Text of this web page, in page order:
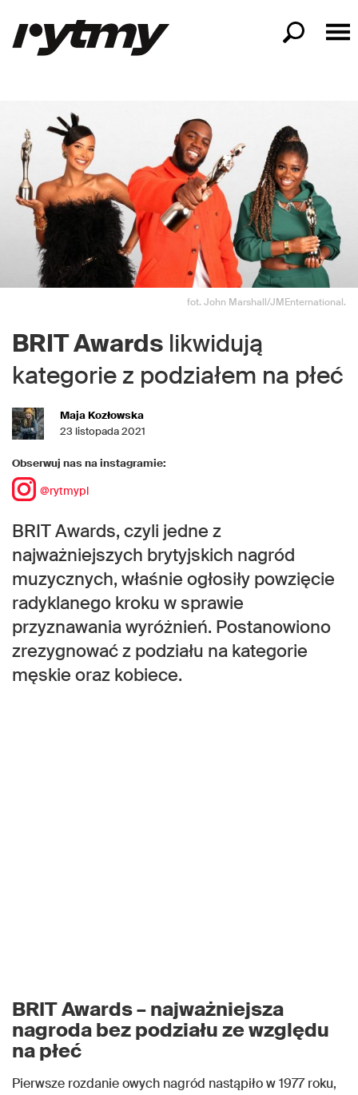
fot. John Marshall/JMEnternational.
BRIT Awards likwidują
kategorie z podziałem na płeć
Maja Kozłowska
23 listopada 2021
Obserwuj nas na instagramie:
@rytmypl
BRIT Awards, czyli jedne z
najważniejszych brytyjskich nagród
muzycznych, właśnie ogłosiły powzięcie
radyklanego kroku w sprawie
przyznawania wyróżnień. Postanowiono
zrezygnować z podziału na kategorie
męskie oraz kobiece.
BRIT Awards – najważniejsza
nagroda bez podziału ze względu
na płeć
Pierwsze rozdanie owych nagród nastąpiło w 1977 roku,